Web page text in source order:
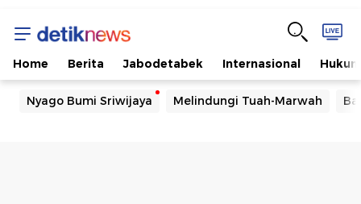
Home Berita Jabodetabek Internasional Hukum
Nyago Bumi Sriwijaya Melindungi Tuah-Marwah